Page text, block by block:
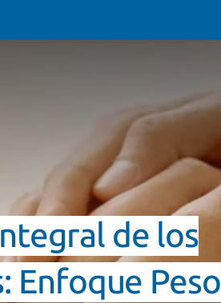
de los
Enfoque Peso